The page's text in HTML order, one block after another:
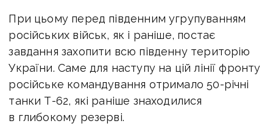
При цьому перед південним угрупуванням
російських військ, як і раніше, постає
завдання захопити всю південну територію
України. Саме для наступу на цій лінії фронту
російське командування отримало 50-річні
танки Т-62, які раніше знаходилися
в глибокому резерві.